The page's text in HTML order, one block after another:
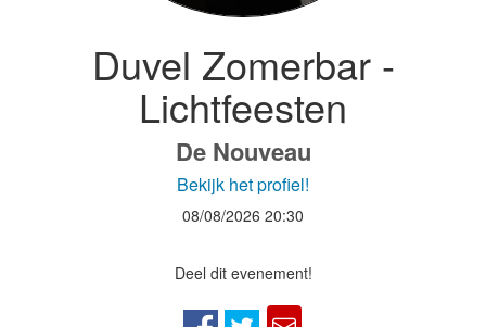
Duvel Zomerbar -
Lichtfeesten
De Nouveau
Bekijk het profiel!
08/08/2026 20:30
Deel dit evenement!